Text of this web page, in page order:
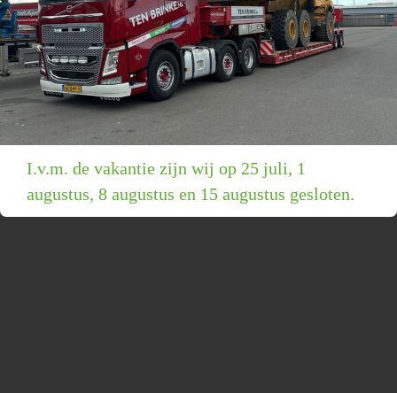
I.v.m. de vakantie zijn wij op 25 juli, 1
augustus, 8 augustus en 15 augustus gesloten.